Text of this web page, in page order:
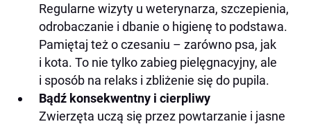
Regularne wizyty u weterynarza, szczepienia,
odrobaczanie i dbanie o higienę to podstawa.
Pamiętaj też o czesaniu – zarówno psa, jak
i kota. To nie tylko zabieg pielęgnacyjny, ale
i sposób na relaks i zbliżenie się do pupila.
Bądź konsekwentny i cierpliwy
Zwierzęta uczą się przez powtarzanie i jasne